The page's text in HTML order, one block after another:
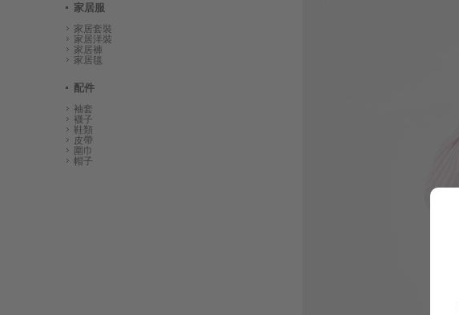
家居服
家居套裝
家居洋裝
家居褲
家居毯
配件
袖套
襪子
鞋類
皮帶
圍巾
帽子